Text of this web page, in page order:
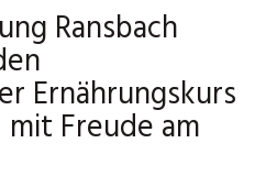
Ransbach
Ernährungskurs
Freude am